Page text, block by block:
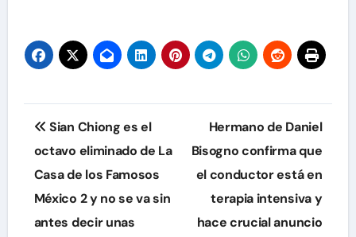
Navegación
de
entradas
Sian Chiong es el
octavo eliminado de La
Casa de los Famosos
México 2 y no se va sin
antes decir unas
Hermano de Daniel
Bisogno confirma que
el conductor está en
terapia intensiva y
hace crucial anuncio